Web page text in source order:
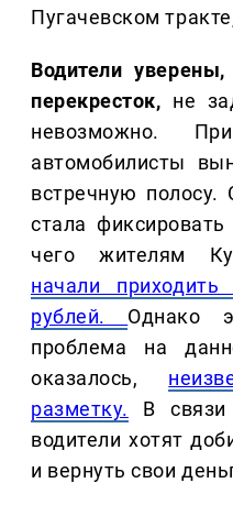
Пугачевском
Водители
перекресток, не
невозможно.
автомобилисты
встречную
стала
чего жителям
начали
рублей. Однако
проблема на
оказалось,
разметку. В связи
водители хотят
и вернуть свои